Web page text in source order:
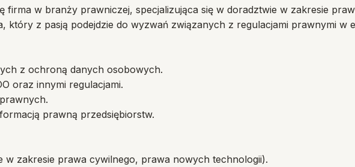
w branży prawniczej, specjalizująca się w doradztwie w zakresie
z pasją podejdzie do wyzwań związanych z regulacjami prawnymi w
z ochroną danych osobowych.
oraz innymi regulacjami.
prawną przedsiębiorstw.
w zakresie prawa cywilnego, prawa nowych technologii).